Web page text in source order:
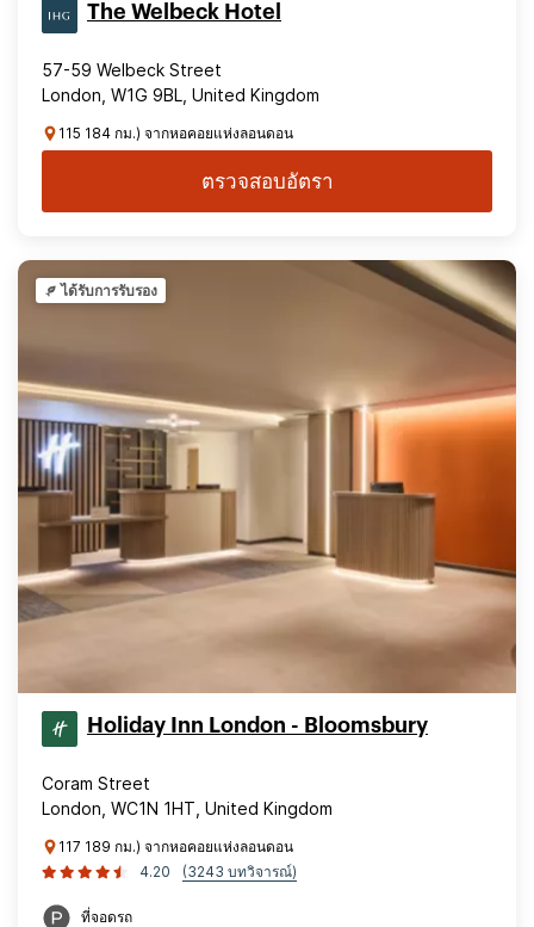
The Welbeck Hotel
57-59 Welbeck Street
London, W1G 9BL, United Kingdom
115 184 กม.) จากหอคอยแห่งลอนดอน
ตรวจสอบอัตรา
ได้รับการรับรอง
Holiday Inn London - Bloomsbury
Coram Street
London, WC1N 1HT, United Kingdom
117 189 กม.) จากหอคอยแห่งลอนดอน
4.20
(3243 บทวิจารณ์)
ที่จอดรถ